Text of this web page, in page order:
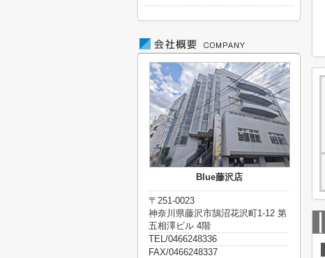
Blue藤沢店
〒251-0023
神奈川県藤沢市鵠沼花沢町1-12 第
五相澤ビル 4階
TEL/0466248336
FAX/0466248337